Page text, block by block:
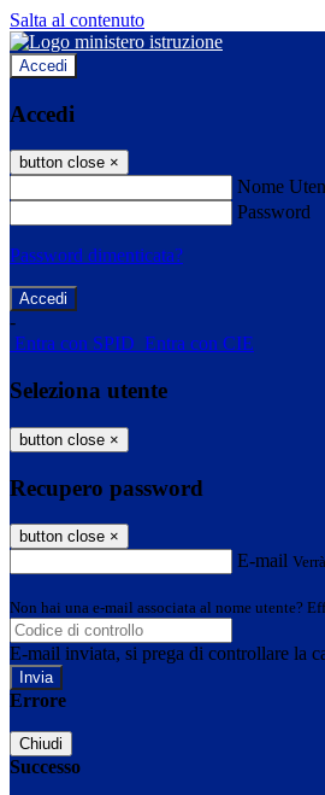
Salta al contenuto
Accedi
Accedi
button close ×
Nome
Password
Password dimenticata?
-
Entra con SPID Entra con CIE
Seleziona utente
button close ×
Recupero password
button close ×
E-mail
Non hai una e-mail associata al nome utente?
E-mail inviata, si prega di controllare la
Errore
Chiudi
Successo